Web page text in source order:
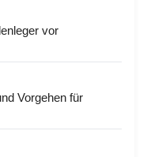
vor
Vorgehen für